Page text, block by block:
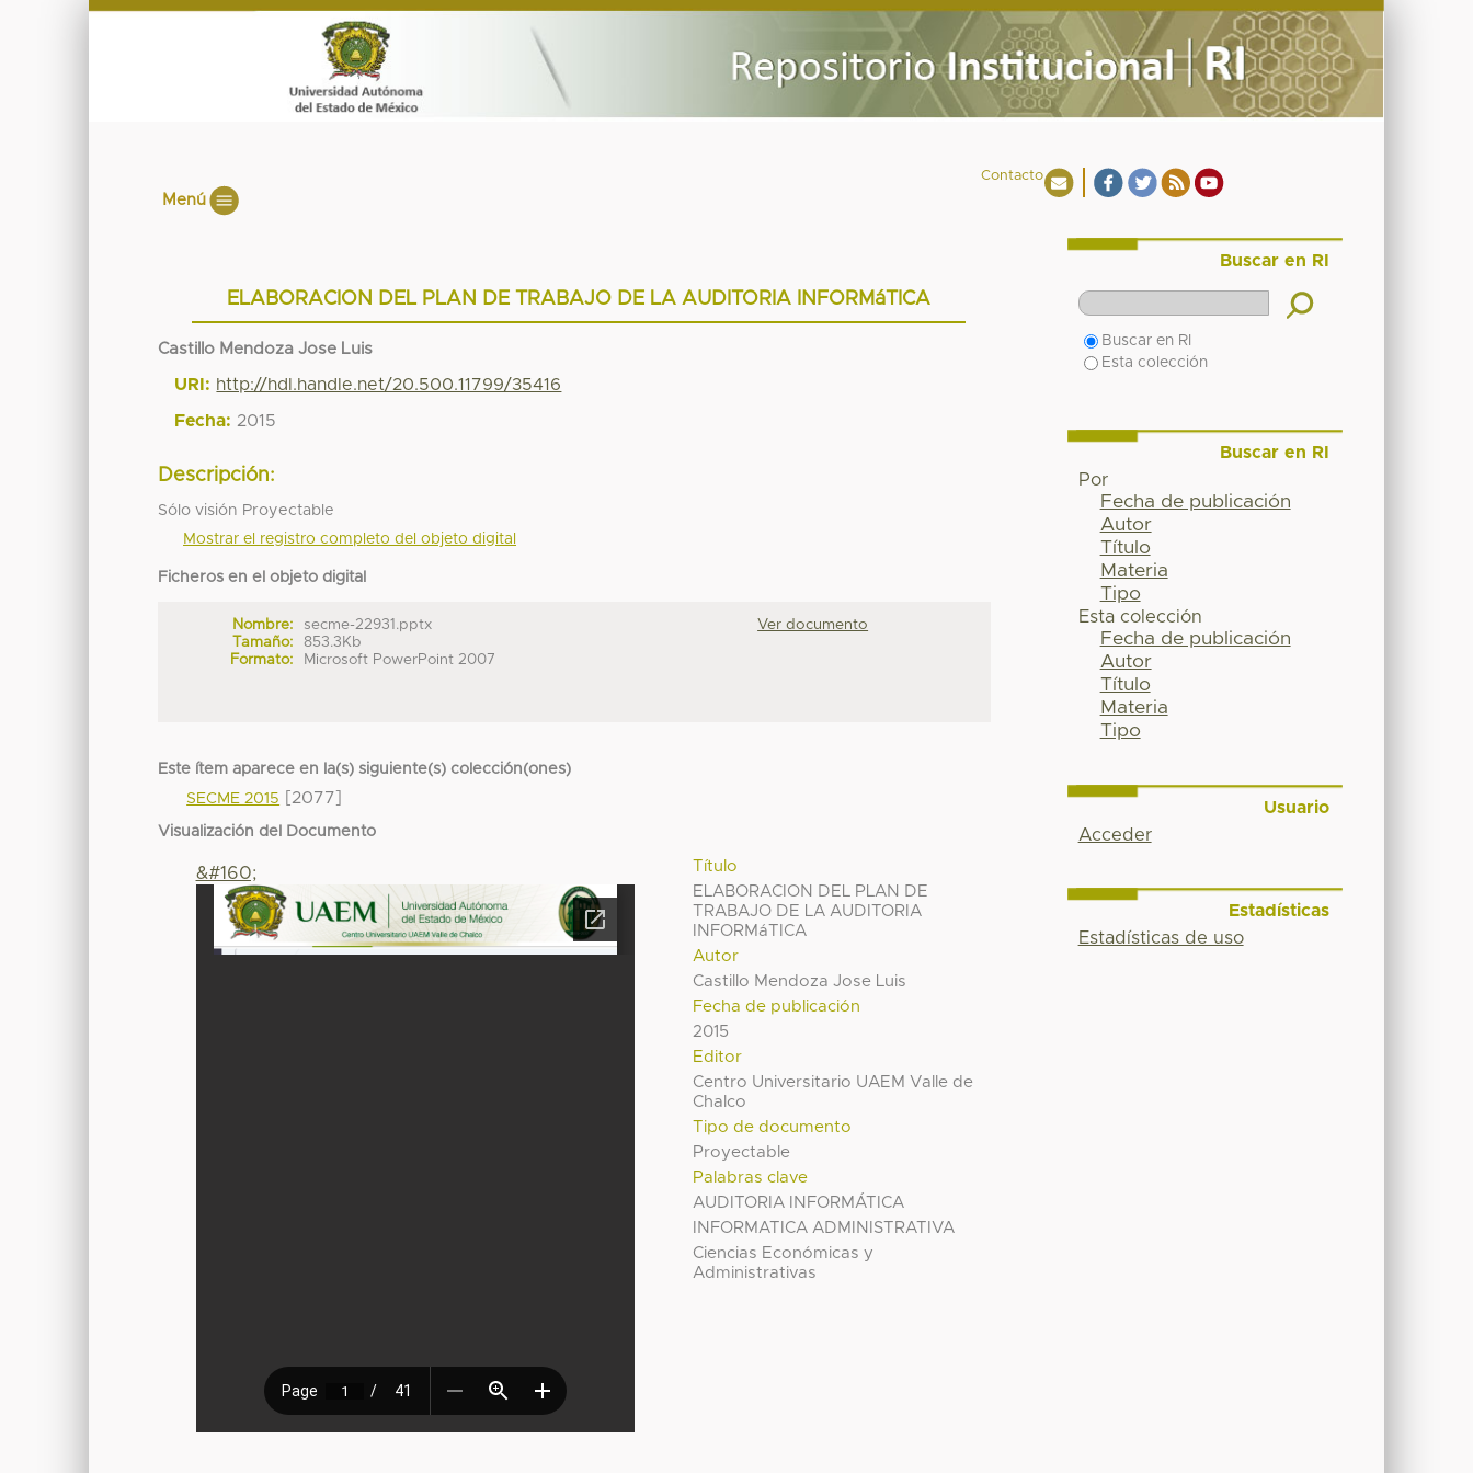
Contacto
Menú
ELABORACION DEL PLAN DE TRABAJO DE LA AUDITORIA INFORMáTICA
Castillo Mendoza Jose Luis
URI: http://hdl.handle.net/20.500.11799/35416
Fecha: 2015
Descripción:
Sólo visión Proyectable
Mostrar el registro completo del objeto digital
Ficheros en el objeto digital
Nombre:
secme-22931.pptx
Tamaño:
853.3Kb
Formato:
Microsoft PowerPoint 2007
Ver documento
Este ítem aparece en la(s) siguiente(s) colección(ones)
SECME 2015
[2077]
Visualización del Documento
Título
ELABORACION DEL PLAN DE
TRABAJO DE LA AUDITORIA
INFORMáTICA
Autor
Castillo Mendoza Jose Luis
Fecha de publicación
2015
Editor
Centro Universitario UAEM Valle de
Chalco
Tipo de documento
Proyectable
Palabras clave
AUDITORIA INFORMÁTICA
INFORMATICA ADMINISTRATIVA
Ciencias Económicas y
Administrativas
&#160;
Buscar en RI
Buscar en RI
Esta colección
Buscar en RI
Por
Fecha de publicación
Autor
Título
Materia
Tipo
Esta colección
Fecha de publicación
Autor
Título
Materia
Tipo
Usuario
Acceder
Estadísticas
Estadísticas de uso